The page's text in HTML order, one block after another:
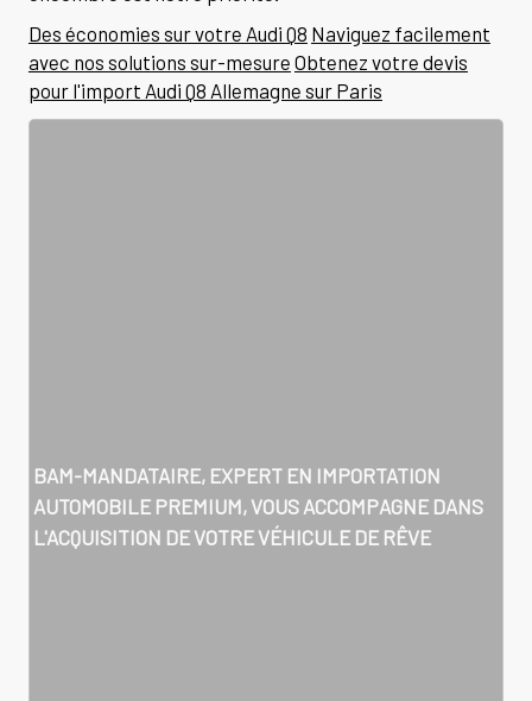
Des économies sur votre Audi Q8 Naviguez facilement
avec nos solutions sur-mesure Obtenez votre devis
pour l'import Audi Q8 Allemagne sur Paris
BAM-MANDATAIRE, EXPERT EN IMPORTATION
AUTOMOBILE PREMIUM, VOUS ACCOMPAGNE DANS
L'ACQUISITION DE VOTRE VÉHICULE DE RÊVE